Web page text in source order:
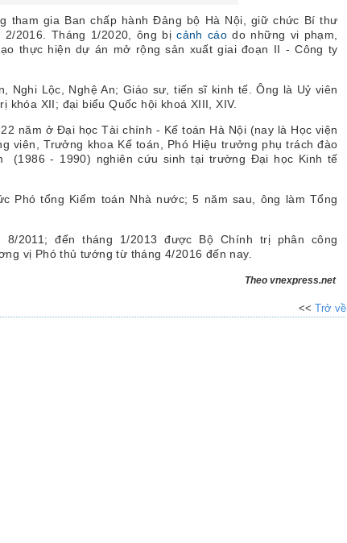
tham gia Ban chấp hành Đảng bộ Hà Nội, giữ chức Bí thư
2/2016. Tháng 1/2020, ông bịcảnh cáo do những vi phạm,
thực hiện dự án mở rộng sản xuất giai đoạn II - Công ty
Nghi Lộc, Nghệ An; Giáo sư, tiến sĩ kinh tế. Ông là Uỷ viên
XII; đại biểu Quốc hội khoá XIII, XIV.
năm ở Đại học Tài chính - Kế toán Hà Nội (nay là Học viện
viên, Trưởng khoa Kế toán, Phó Hiệu trưởng phụ trách đào
(1986 - 1990) nghiên cứu sinh tại trường Đại học Kinh tế
Phó tổng Kiểm toán Nhà nước; 5 năm sau, ông làm Tổng
2011; đến tháng 1/2013 được Bộ Chính trị phân công
vị Phó thủ tướng từ tháng 4/2016 đến nay.
Theo vnexpress.net
<< Trở về